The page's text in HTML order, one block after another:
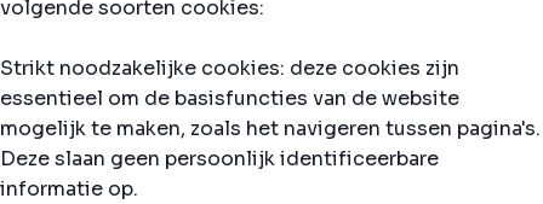
volgende soorten cookies:
Strikt noodzakelijke cookies: deze cookies zijn
essentieel om de basisfuncties van de website
mogelijk te maken, zoals het navigeren tussen pagina's.
Deze slaan geen persoonlijk identificeerbare
informatie op.